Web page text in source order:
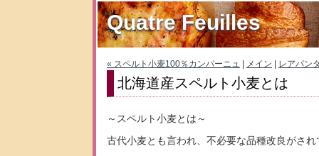
Quatre Feuilles
« スペルト小麦100％カンパーニュ メイン レアパン
北海道産スペルト小麦とは
～スペルト小麦とは～
古代小麦とも言われ、不必要な品種改良がさ